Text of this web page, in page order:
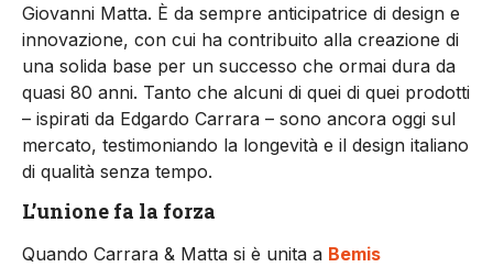
Giovanni Matta. È da sempre anticipatrice di design e
innovazione, con cui ha contribuito alla creazione di
una solida base per un successo che ormai dura da
quasi 80 anni. Tanto che alcuni di quei di quei prodotti
– ispirati da Edgardo Carrara – sono ancora oggi sul
mercato, testimoniando la longevità e il design italiano
di qualità senza tempo.
L’unione fa la forza
Quando Carrara & Matta si è unita a Bemis